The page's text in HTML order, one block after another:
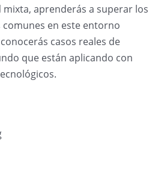
aprenderás a superar los
en este entorno
casos reales de
que están aplicando con